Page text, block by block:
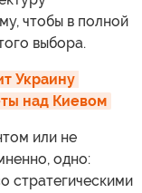
чтобы в полной
выбора.
Украину
над Киевом
или не
одно:
стратегическими